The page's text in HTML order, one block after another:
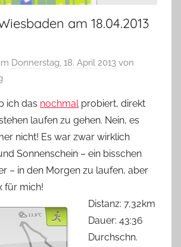
am 18.04.2013
Donnerstag, 18. April 2013 von
ich das nochmal probiert, direkt
laufen zu gehen. Nein, es
nicht! Es war zwar wirklich
Sonnenschein – ein bisschen
– in den Morgen zu laufen, aber
für mich!
Distanz: 7,32 km
Dauer: 43:36
Durchschn.